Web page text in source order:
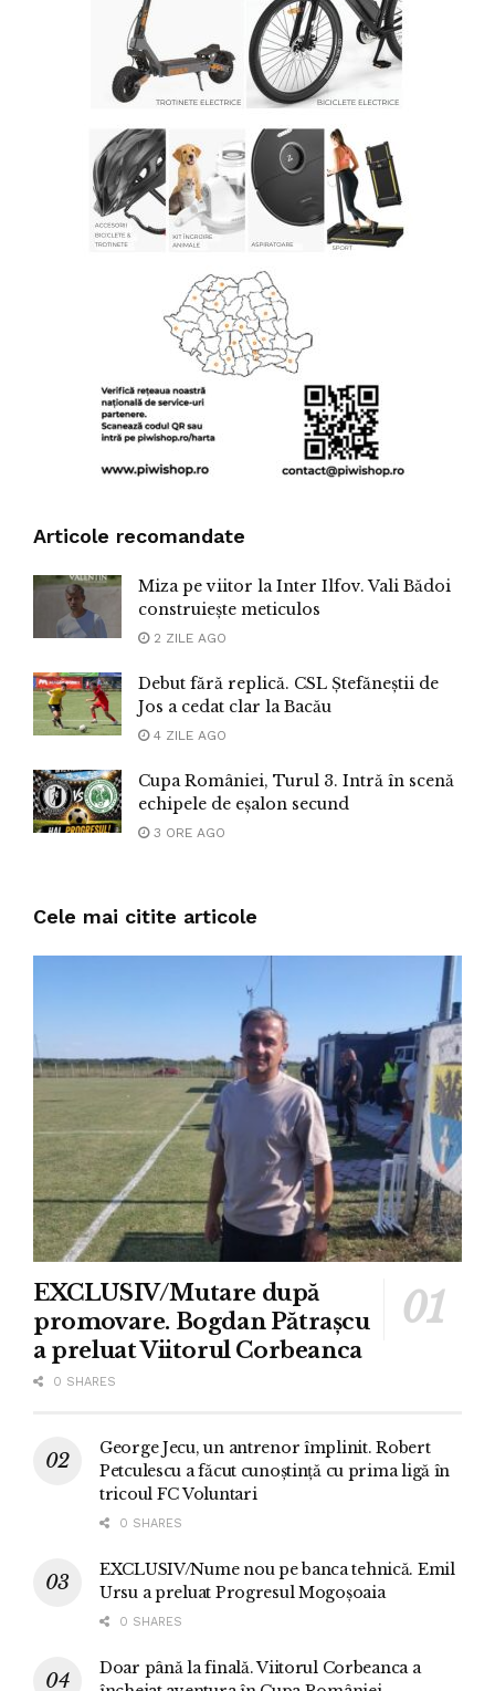
Articole recomandate
Miza pe viitor la Inter Ilfov. Vali Bădoi
construiește meticulos
2 ZILE AGO
Debut fără replică. CSL Ștefăneștii de
Jos a cedat clar la Bacău
4 ZILE AGO
Cupa României, Turul 3. Intră în scenă
echipele de eșalon secund
3 ORE AGO
Cele mai citite articole
EXCLUSIV/Mutare după
promovare. Bogdan Pătrașcu
a preluat Viitorul Corbeanca
0 SHARES
George Jecu, un antrenor împlinit. Robert
Petculescu a făcut cunoștință cu prima ligă în
tricoul FC Voluntari
0 SHARES
EXCLUSIV/Nume nou pe banca tehnică. Emil
Ursu a preluat Progresul Mogoșoaia
0 SHARES
Doar până la finală. Viitorul Corbeanca a